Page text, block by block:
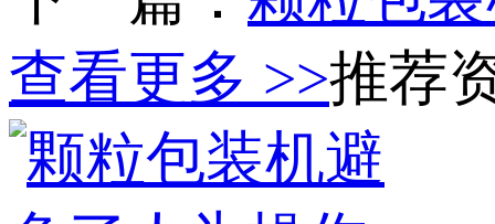
查看更多 >>推荐